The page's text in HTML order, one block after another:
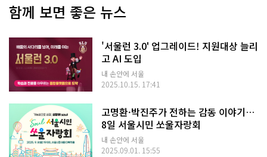
함께 보면 좋은 뉴스
'서울런 3.0' 업그레이드! 지원대상 늘리
고 AI 도입
내 손안에 서울
2025.10.15. 17:41
고명환·박진주가 전하는 감동 이야기…
8일 서울시민 쏘울자랑회
내 손안에 서울
2025.09.01. 15:55